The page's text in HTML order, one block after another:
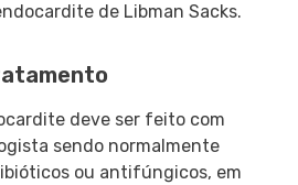
de Libman Sacks.
deve ser feito com
sendo normalmente
ou antifúngicos, em